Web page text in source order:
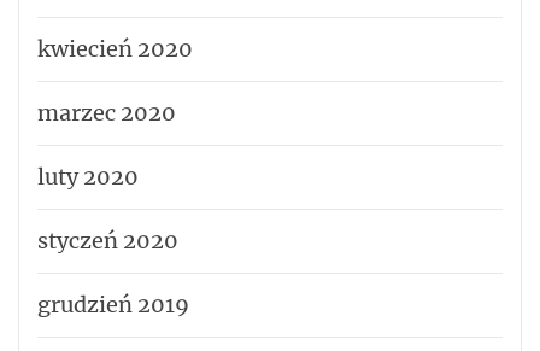
kwiecień 2020
marzec 2020
luty 2020
styczeń 2020
grudzień 2019